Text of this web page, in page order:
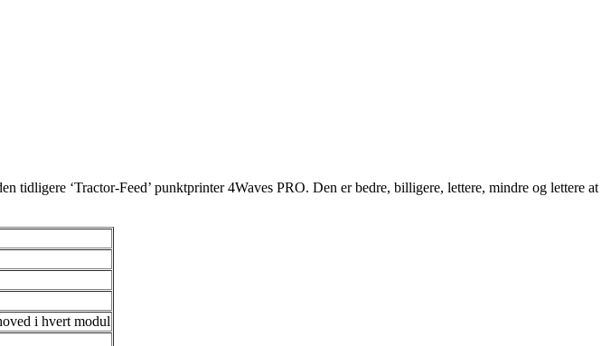
‘Tractor-Feed’ punktprinter 4Waves PRO. Den er bedre, billigere, lettere, mindre og lettere at
i hvert modul